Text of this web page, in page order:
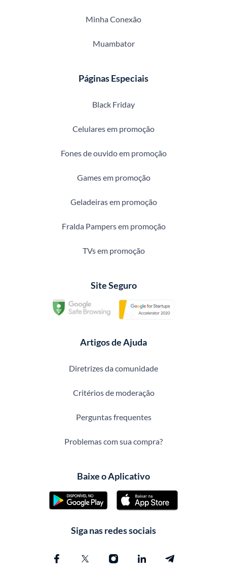
Minha Conexão
Muambator
Páginas Especiais
Black Friday
Celulares em promoção
Fones de ouvido em promoção
Games em promoção
Geladeiras em promoção
Fralda Pampers em promoção
TVs em promoção
Site Seguro
Artigos de Ajuda
Diretrizes da comunidade
Critérios de moderação
Perguntas frequentes
Problemas com sua compra?
Baixe o Aplicativo
Siga nas redes sociais